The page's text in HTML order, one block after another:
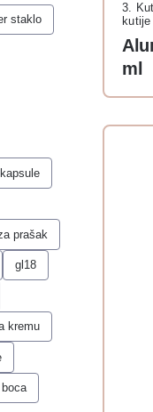
staklo
prašak
gl18
kremu
ml
3.